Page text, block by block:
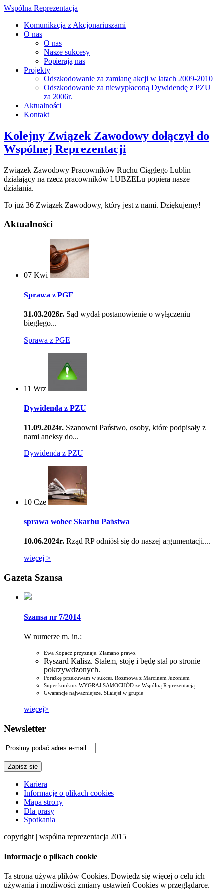
Wspólna Reprezentacja
Komunikacja z Akcjonariuszami
O nas
O nas
Nasze sukcesy
Popierają nas
Projekty
Odszkodowanie za zamianę akcji w latach 2009-2010
Odszkodowanie za niewypłaconą Dywidendę z PZU
za 2006r.
Aktualności
Kontakt
Kolejny Związek Zawodowy dołączył do
Wspólnej Reprezentacji
Związek Zawodowy Pracowników Ruchu Ciągłego Lublin
działający na rzecz pracowników LUBZELu popiera nasze
działania.
To już 36 Związek Zawodowy, który jest z nami. Dziękujemy!
Aktualności
07 Kwi
Sprawa z PGE
31.03.2026r. Sąd wydał postanowienie o wyłączeniu
biegłego...
Sprawa z PGE
11 Wrz
Dywidenda z PZU
11.09.2024r. Szanowni Państwo, osoby, które podpisały z
nami aneksy do...
Dywidenda z PZU
10 Cze
sprawa wobec Skarbu Państwa
10.06.2024r. Rząd RP odniósł się do naszej argumentacji....
więcej >
Gazeta Szansa
Szansa nr 7/2014
W numerze m. in.:
Ewa Kopacz przyznaje. Złamano prawo.
Ryszard Kalisz. Stałem, stoję i będę stał po stronie
pokrzywdzonych.
Porażkę przekuwam w sukces. Rozmowa z Marcinem Juzoniem
Super konkurs WYGRAJ SAMOCHÓD ze Wspólną Reprezentacją
Gwarancje najważniejsze. Silniejsi w grupie
więcej>
Newsletter
Kariera
Informacje o plikach cookies
Mapa strony
Dla prasy
Spotkania
copyright | wspólna reprezentacja 2015
Informacje o plikach cookie
Ta strona używa plików Cookies. Dowiedz się więcej o celu ich
używania i możliwości zmiany ustawień Cookies w przeglądarce.